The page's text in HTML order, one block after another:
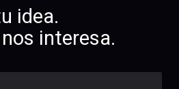
idea.
interesa.